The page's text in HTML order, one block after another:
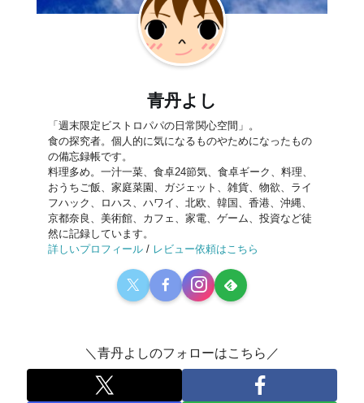
青丹よし
「週末限定ビストロパパの日常関心空間」。
食の探究者。個人的に気になるものやためになったもの
の備忘録帳です。
料理多め。一汁一菜、食卓24節気、食卓ギーク、料理、
おうちご飯、家庭菜園、ガジェット、雑貨、物欲、ライ
フハック、ロハス、ハワイ、北欧、韓国、香港、沖縄、
京都奈良、美術館、カフェ、家電、ゲーム、投資など徒
然に記録しています。
詳しいプロフィール / レビュー依頼はこちら
＼青丹よしのフォローはこちら／